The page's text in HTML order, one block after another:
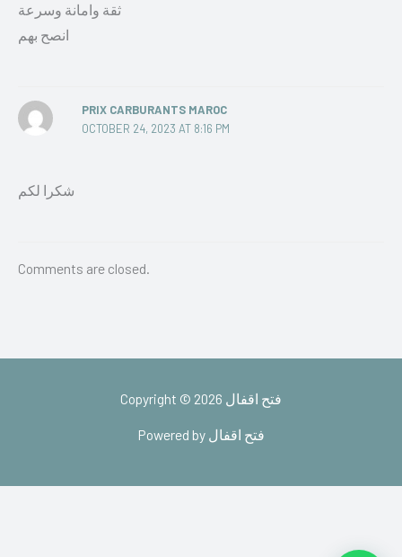
ثقة وامانة وسرعة
انصح بهم
PRIX CARBURANTS MAROC
OCTOBER 24, 2023 AT 8:16 PM
شكرا لكم
Comments are closed.
Copyright © 2026 فتح اقفال
Powered by فتح اقفال